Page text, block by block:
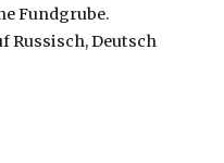
Fundgrube.
Russisch, Deutsch